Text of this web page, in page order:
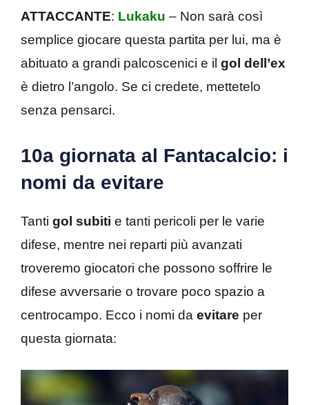
ATTACCANTE: Lukaku – Non sarà così
semplice giocare questa partita per lui, ma è
abituato a grandi palcoscenici e il gol dell’ex
è dietro l’angolo. Se ci credete, mettetelo
senza pensarci.
10a giornata al Fantacalcio: i
nomi da evitare
Tanti gol subiti e tanti pericoli per le varie
difese, mentre nei reparti più avanzati
troveremo giocatori che possono soffrire le
difese avversarie o trovare poco spazio a
centrocampo. Ecco i nomi da evitare per
questa giornata: